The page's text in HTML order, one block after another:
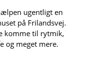
ugentligt en
på Frilandsvej.
komme til rytmik,
og meget mere.